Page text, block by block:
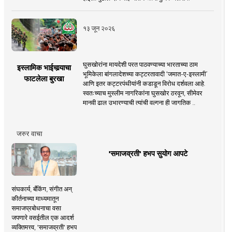
१३ जून २०२६
इस्लामिक भाईचार्‍याचा
फाटलेला बुरखा
घुसखोरांना मायदेशी परत पाठवण्याच्या भारताच्या ठाम
भूमिकेला बांगलादेशच्या कट्टरतावादी ‘जमात-ए-इस्लामी’
आणि इतर कट्टरपंथीयांनी कडाडून विरोध दर्शवला आहे.
स्वतःच्याच मुस्लीम नागरिकांना घुसखोर ठरवून, सीमेवर
मानवी ढाल उभारण्याची त्यांची वल्गना ही जागतिक ..
जरुर वाचा
'समाजव्रती' हभप सुयोग आपटे
संघकार्य, बँकिंग, संगीत अन्
कीर्तनाच्या माध्यमातून
समाजप्रबोधनाचा वसा
जपणारे वसईतील एक आदर्श
व्यक्तिमत्त्व, 'समाजव्रती' हभप